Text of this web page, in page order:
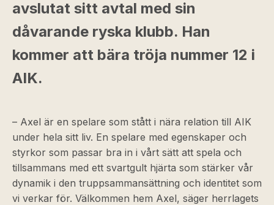
avslutat sitt avtal med sin
dåvarande ryska klubb. Han
kommer att bära tröja nummer 12 i
AIK.
– Axel är en spelare som stått i nära relation till AIK
under hela sitt liv. En spelare med egenskaper och
styrkor som passar bra in i vårt sätt att spela och
tillsammans med ett svartgult hjärta som stärker vår
dynamik i den truppsammansättning och identitet som
vi verkar för. Välkommen hem Axel, säger herrlagets